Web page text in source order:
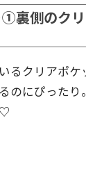
裏側のク
るクリアポケ
のにぴったり